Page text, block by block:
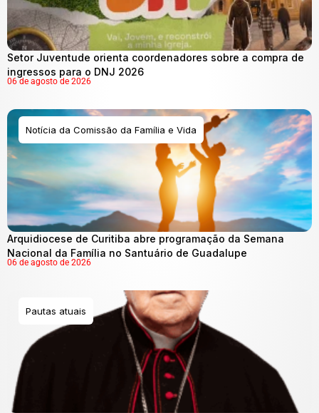
Setor Juventude orienta coordenadores sobre a compra de
ingressos para o DNJ 2026
06 de agosto de 2026
Notícia da Comissão da Família e Vida
Arquidiocese de Curitiba abre programação da Semana
Nacional da Família no Santuário de Guadalupe
06 de agosto de 2026
Pautas atuais